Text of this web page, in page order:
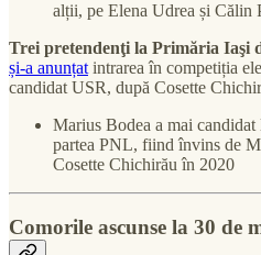
alții, pe Elena Udrea și Călin
Trei pretendenţi la Primăria Iaşi
și-a anunțat intrarea în competiția
candidat USR, după Cosette
Marius Bodea a mai
partea PNL, fiind învins de
Cosette Chichirău în 2020
Comorile ascunse la 30 de